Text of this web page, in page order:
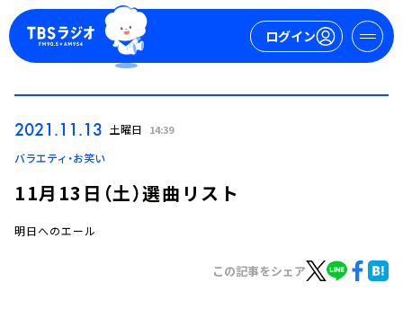
ログイン
ログイン
2021.11.13 土曜日 14:39
バラエティ・お笑い
11月13日（土）選曲リスト
明日へのエール
この記事をシェア